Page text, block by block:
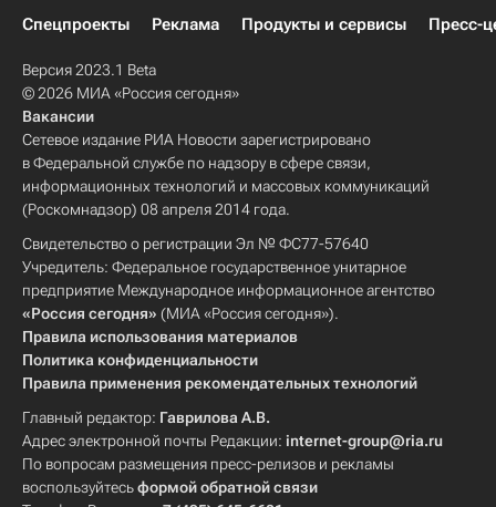
Спецпроекты
Реклама Продукты и сервисы Пресс-
Версия 2023.1 Beta
© 2026 МИА «Россия сегодня»
Вакансии
Сетевое издание РИА Новости зарегистрировано
в Федеральной службе по надзору в сфере связи,
информационных технологий и массовых коммуникаций
(Роскомнадзор) 08 апреля 2014 года.
Свидетельство о регистрации Эл № ФС77-57640
Учредитель: Федеральное государственное унитарное
предприятие Международное информационное агентство
«Россия сегодня» (МИА «Россия сегодня»).
Правила использования материалов
Политика конфиденциальности
Правила применения рекомендательных технологий
Главный редактор: Гаврилова А.В.
Адрес электронной почты Редакции: internet-group@ria.ru
По вопросам размещения пресс-релизов и рекламы
воспользуйтесьформой обратной связи